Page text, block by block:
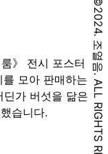
》 전시 포스터
모아 판매하는
딘가 버섯을 닮은
습니다.
©2024. 조열음. ALL RIGHTS RESERVED.